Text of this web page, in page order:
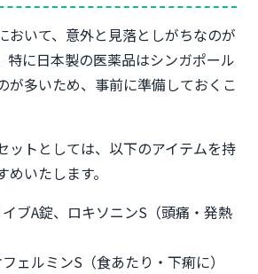
おいて、意外と見落としがちなのが
特に日本製の医薬品はシンガポール
が多いため、事前に準備しておくこ
ットとしては、以下のアイテムを持
いたします。
イブA錠、ロキソニンS（頭痛・発熱
フェルミンS（食あたり・下痢に）